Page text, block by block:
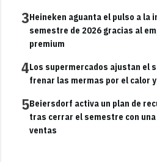
3Heineken aguanta el pulso a la
semestre de 2026 gracias al
premium
4Los supermercados ajustan el
frenar las mermas por el calor
5Beiersdorf activa un plan de
tras cerrar el semestre con una
ventas